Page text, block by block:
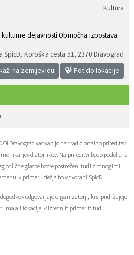
Kultura
kulturne dejavnosti Območna izpostava
ŠpicD, Koroška cesta 51, 2370 Dravograd
na zemljevidu Pot do lokacije
Dravograd vas vabijo na tradicionalno prireditev
diatonikov. Na prireditvi bodo podeljena
odlične glasbe boste postreženi tudi z mnogimi
v primeru dežja bo v dvorani ŠpicD.
odgovarjajo organizatorji, ki si pridržujejo
ali lokacije, v izrednih primerih tudi
značaja Sosvet Občine Dravograd in Policijske postaje Dravograd
Z mladinskim delom proti prekarnosti mladih – pilotni projekt – DRAVIT DRAVOGRAD
2023 – 2028